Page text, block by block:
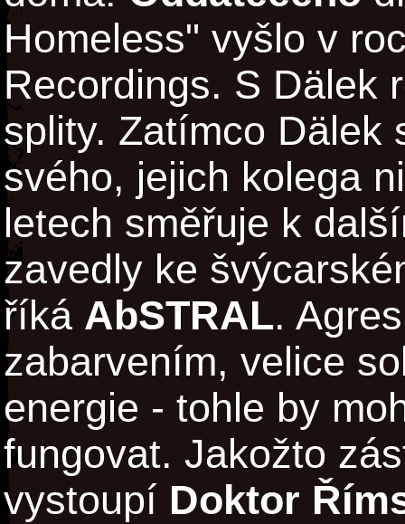
Homeless" vyšlo v
Recordings. S Dälek
splity. Zatímco Dälek
svého, jejich kolega
letech směřuje k
zavedly ke
říká AbSTRAL.
zabarvením, velice
energie - tohle by
fungovat. Jakožto
vystoupí Doktor